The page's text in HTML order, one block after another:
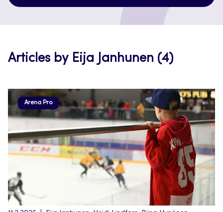
in
Articles by Eija Janhunen (4)
Arena Pro